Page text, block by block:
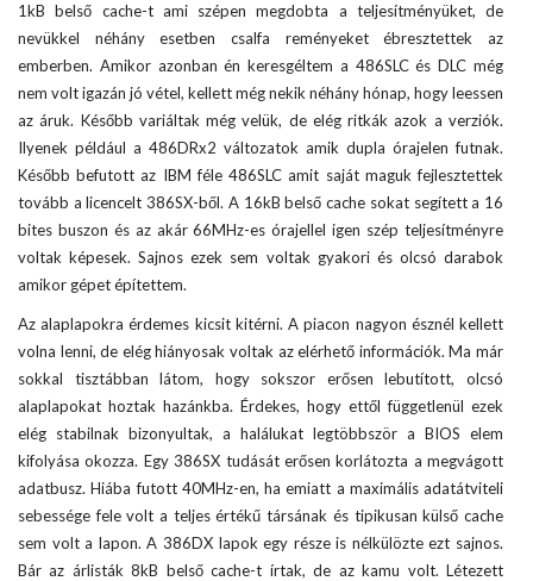
1kB belső cache-t ami szépen megdobta a teljesítményüket, de
nevükkel néhány esetben csalfa reményeket ébresztettek az
emberben. Amikor azonban én keresgéltem a 486SLC és DLC még
nem volt igazán jó vétel, kellett még nekik néhány hónap, hogy leessen
az áruk. Később variáltak még velük, de elég ritkák azok a verziók.
Ilyenek például a 486DRx2 változatok amik dupla órajelen futnak.
Később befutott az IBM féle 486SLC amit saját maguk fejlesztettek
tovább a licencelt 386SX-ből. A 16kB belső cache sokat segített a 16
bites buszon és az akár 66MHz-es órajellel igen szép teljesítményre
voltak képesek. Sajnos ezek sem voltak gyakori és olcsó darabok
amikor gépet építettem.
Az alaplapokra érdemes kicsit kitérni. A piacon nagyon észnél kellett
volna lenni, de elég hiányosak voltak az elérhető információk. Ma már
sokkal tisztábban látom, hogy sokszor erősen lebutított, olcsó
alaplapokat hoztak hazánkba. Érdekes, hogy ettől függetlenül ezek
elég stabilnak bizonyultak, a halálukat legtöbbször a BIOS elem
kifolyása okozza. Egy 386SX tudását erősen korlátozta a megvágott
adatbusz. Hiába futott 40MHz-en, ha emiatt a maximális adatátviteli
sebessége fele volt a teljes értékű társának és tipikusan külső cache
sem volt a lapon. A 386DX lapok egy része is nélkülözte ezt sajnos.
Bár az árlisták 8kB belső cache-t írtak, de az kamu volt. Létezett